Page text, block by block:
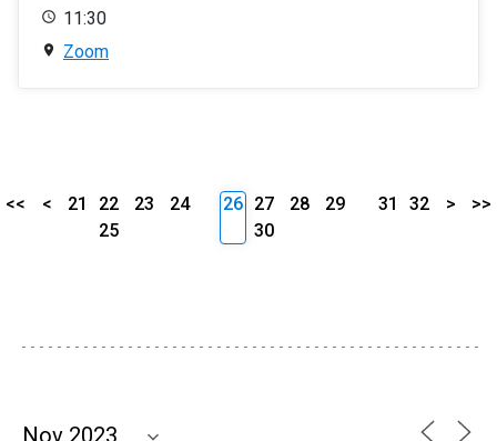
11:30
Zoom
<< < 21 22 23
24
25
26 27 28
29
30
31 32 > >>